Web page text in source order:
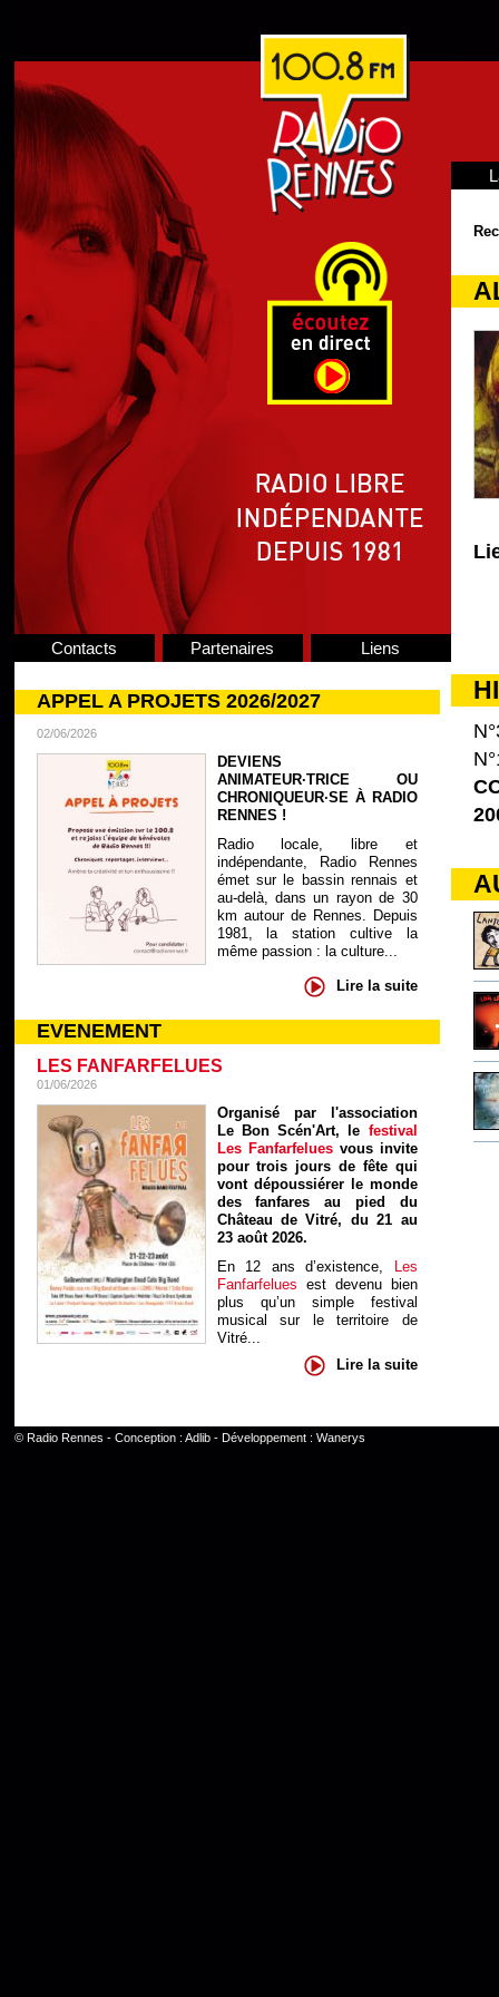
Contacts Partenaires Liens
APPEL A PROJETS 2026/2027
02/06/2026
DEVIENS
ANIMATEUR·TRICE OU
CHRONIQUEUR·SE À RADIO
RENNES !
Radio locale, libre et
indépendante, Radio Rennes
émet sur le bassin rennais et
au-delà, dans un rayon de 30
km autour de Rennes. Depuis
1981, la station cultive la
même passion : la culture...
Lire la suite
EVENEMENT
LES FANFARFELUES
01/06/2026
Organisé par l'association
Le Bon Scén'Art, le festival
Les Fanfarfelues vous invite
pour trois jours de fête qui
vont dépoussiérer le monde
des fanfares au pied du
Château de Vitré, du 21 au
23 août 2026.
En 12 ans d’existence, Les
Fanfarfelues est devenu bien
plus qu’un simple festival
musical sur le territoire de
Vitré...
Lire la suite
© Radio Rennes - Conception : Adlib- Développement : Wanerys